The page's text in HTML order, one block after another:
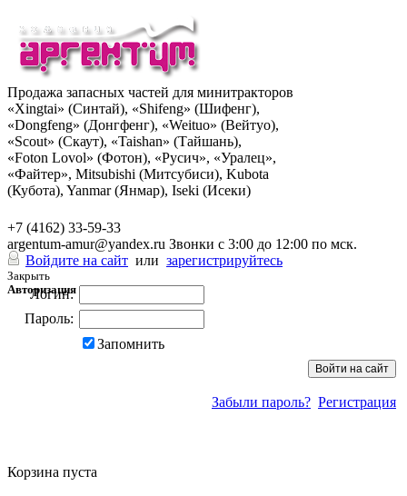
Продажа запасных частей для минитракторов
«Xingtai» (Синтай), «Shifeng» (Шифенг),
«Dongfeng» (Донгфенг), «Weituo» (Вейтуо),
«Scout» (Скаут), «Taishan» (Тайшань),
«Foton Lovol» (Фотон), «Русич», «Уралец»,
«Файтер», Mitsubishi (Митсубиси), Kubota
(Кубота), Yanmar (Янмар), Iseki (Исеки)
+7 (4162) 33-59-33
argentum-amur@yandex.ru Звонки с 3:00 до 12:00 по мск.
Войдите на сайт или зарегистрируйтесь
Закрыть
Авторизация
Логин:
Пароль:
Запомнить
Забыли пароль? Регистрация
Корзина пуста